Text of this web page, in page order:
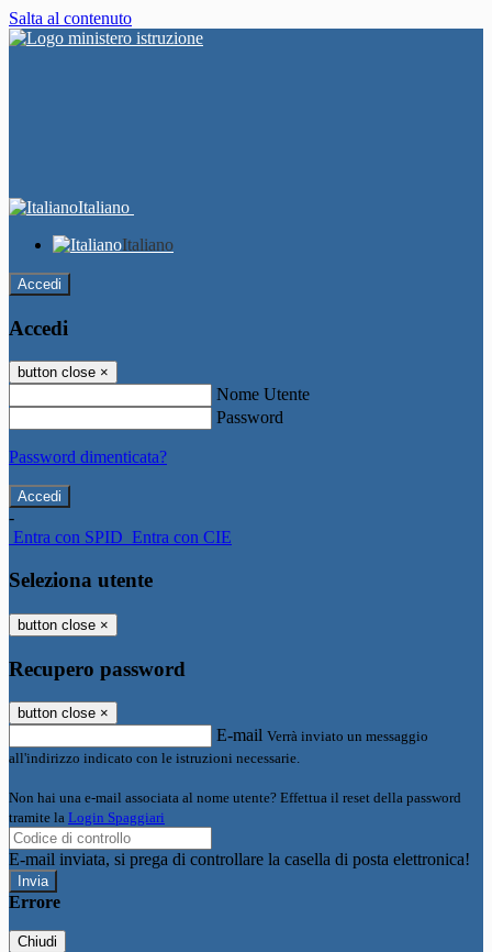
Salta al contenuto
Italiano
Italiano
Accedi
Accedi
button close ×
Nome Utente
Password
Password dimenticata?
-
Entra con SPID Entra con CIE
Seleziona utente
button close ×
Recupero password
button close ×
E-mail Verrà inviato un messaggio
all'indirizzo indicato con le istruzioni necessarie.
Non hai una e-mail associata al nome utente? Effettua il reset della password
tramite la Login Spaggiari
E-mail inviata, si prega di controllare la casella di posta elettronica!
Errore
Chiudi